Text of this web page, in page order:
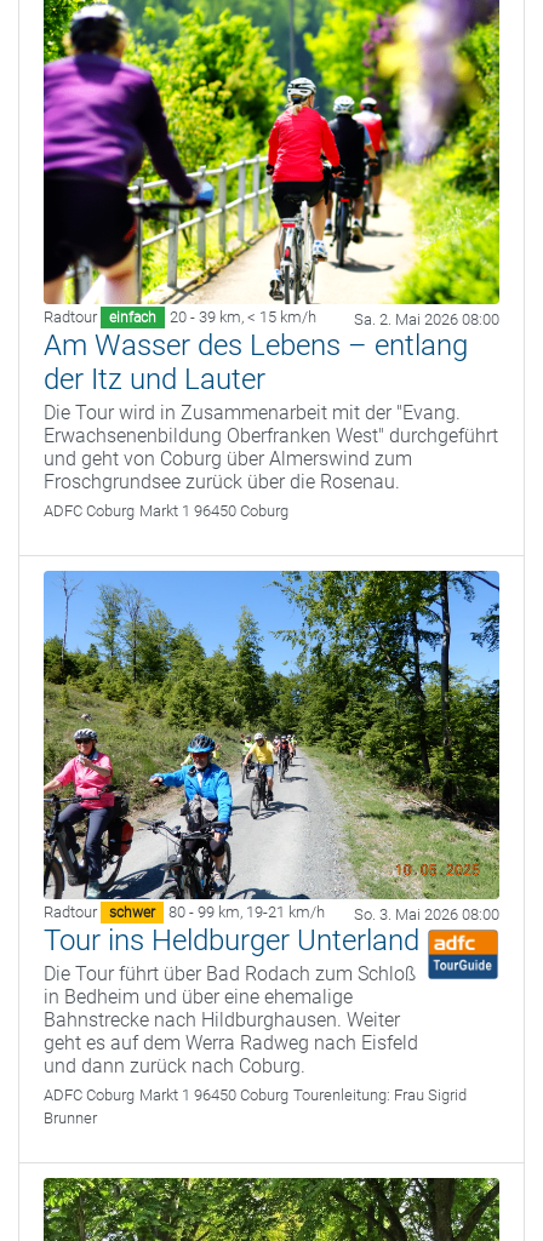
Radtour einfach 20 - 39 km, < 15 km/h Sa. 2. Mai 2026 08:00
Am Wasser des Lebens – entlang
der Itz und Lauter
Die Tour wird in Zusammenarbeit mit der "Evang.
Erwachsenenbildung Oberfranken West" durchgeführt
und geht von Coburg über Almerswind zum
Froschgrundsee zurück über die Rosenau.
ADFC Coburg Markt 1 96450 Coburg
Radtour schwer 80 - 99 km, 19-21 km/h So. 3. Mai 2026 08:00
Tour ins Heldburger Unterland
Die Tour führt über Bad Rodach zum Schloß
in Bedheim und über eine ehemalige
Bahnstrecke nach Hildburghausen. Weiter
geht es auf dem Werra Radweg nach Eisfeld
und dann zurück nach Coburg.
ADFC Coburg Markt 1 96450 Coburg Tourenleitung: Frau Sigrid
Brunner